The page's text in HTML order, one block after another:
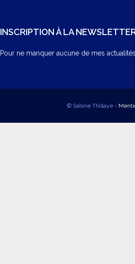
INSCRIPTION À LA
Pour ne manquer aucune de mes
© Sabine Thillaye -